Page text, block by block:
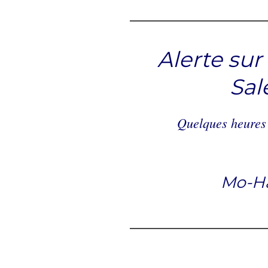
Alerte
Quelques
Mo-